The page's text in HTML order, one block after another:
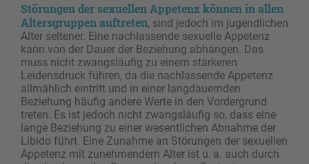
Störungen der sexuellen Appetenz können in allen
Altersgruppen auftreten, sind jedoch im jugendlichen
Alter seltener. Eine nachlassende sexuelle Appetenz
kann von der Dauer der Beziehung abhängen. Das
muss nicht zwangsläufig zu einem stärkeren
Leidensdruck führen, da die nachlassende Appetenz
allmählich eintritt und in einer langdauernden
Beziehung häufig andere Werte in den Vordergrund
treten. Es ist jedoch nicht zwangsläufig so, dass eine
lange Beziehung zu einer wesentlichen Abnahme der
Libido führt. Eine Zunahme an Störungen der sexuellen
Appetenz mit zunehmendem Alter ist u. a. auch durch